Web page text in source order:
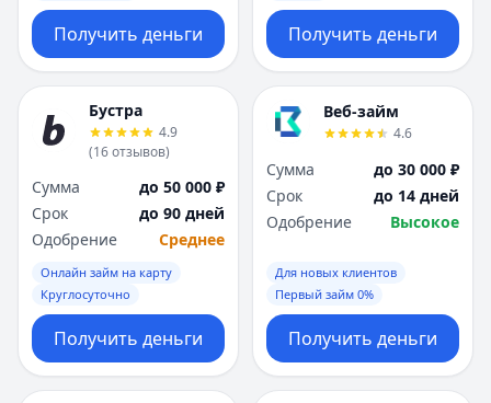
Получить деньги Получить деньги
Бустра
4.9
(16отзывов)
Сумма
до 50 000 ₽
Срок
до 90 дней
Одобрение
Среднее
Онлайн займ на карту
Круглосуточно
Получить деньги
Веб-займ
4.6
Сумма
до 30 000 ₽
Срок
до 14 дней
Одобрение
Высокое
Для новых клиентов
Первый займ 0%
Получить деньги